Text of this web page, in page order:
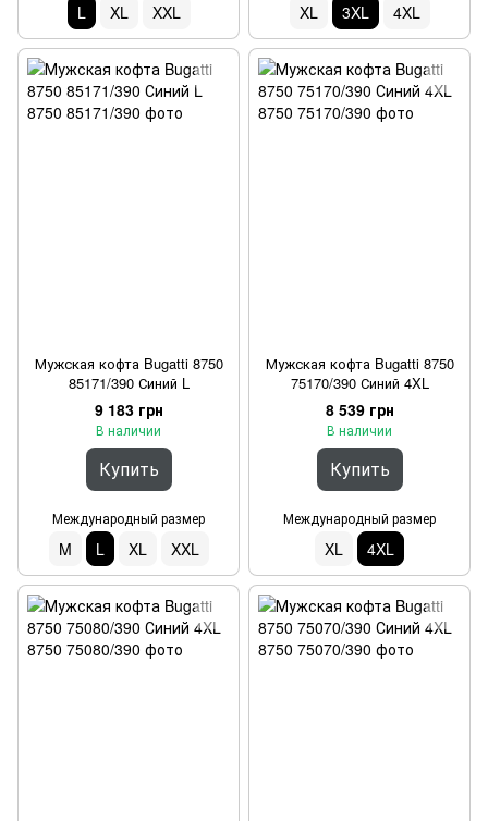
L XL XXL XL 3XL 4XL
Мужская кофта Bugatti 8750
85171/390 Синий L
9 183 грн
В наличии
Купить
Международный размер
M L XL XXL
Мужская кофта Bugatti 8750
75170/390 Синий 4XL
8 539 грн
В наличии
Купить
Международный размер
XL 4XL